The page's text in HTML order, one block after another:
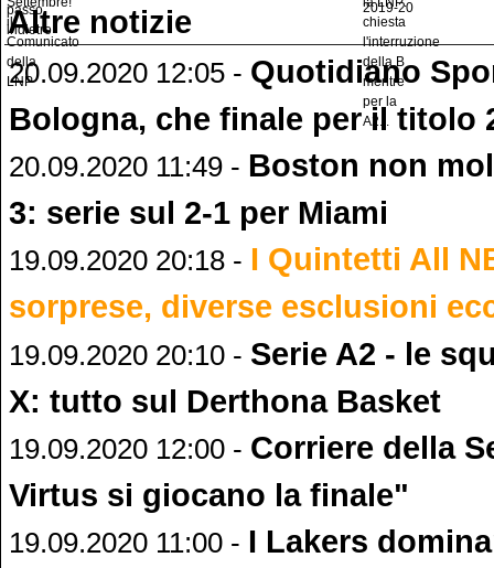
Altre notizie
20.09.2020 12:05 - Quotidiano
Bologna, che finale per il titolo
20.09.2020 11:49 - Boston non
3: serie sul 2-1 per Miami
19.09.2020 20:18 - I Quintetti All
sorprese, diverse esclusioni
19.09.2020 20:10 - Serie A2 - le
X: tutto sul Derthona Basket
19.09.2020 12:00 - Corriere della
Virtus si giocano la finale"
19.09.2020 11:00 - I Lakers